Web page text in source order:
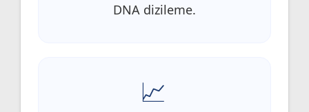
DNA dizileme.